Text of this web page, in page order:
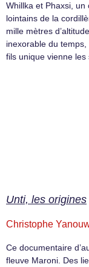
Whillka et Phaxsi,
lointains de la
mille mètres
inexorable du
fils unique vienne les
Unti, les origines
Christophe
Ce documentaire
fleuve Maroni. Des